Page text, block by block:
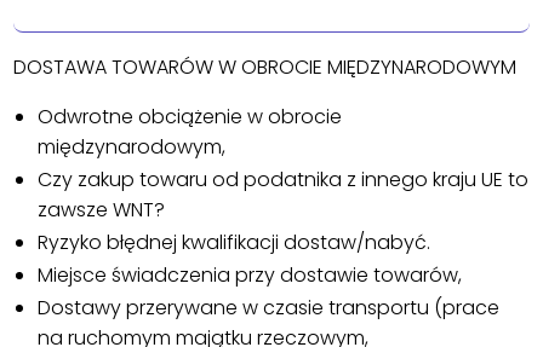
DOSTAWA TOWARÓW W OBROCIE MIĘDZYNARODOWYM
Odwrotne obciążenie w obrocie
międzynarodowym,
Czy zakup towaru od podatnika z innego kraju UE to
zawsze WNT?
Ryzyko błędnej kwalifikacji dostaw/nabyć.
Miejsce świadczenia przy dostawie towarów,
Dostawy przerywane w czasie transportu (prace
na ruchomym majątku rzeczowym,